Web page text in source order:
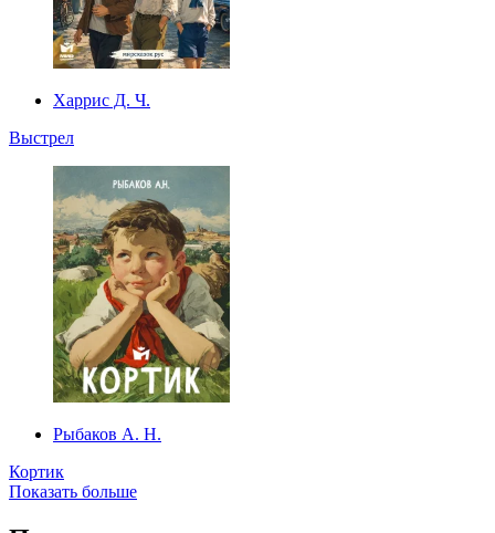
Харрис Д. Ч.
Выстрел
Рыбаков А. Н.
Кортик
Показать больше